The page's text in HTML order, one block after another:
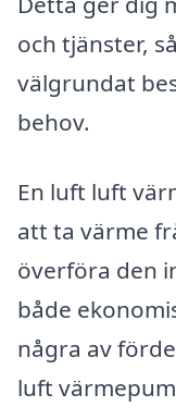
och tjänster,
välgrundat
behov.
En luft luft
att ta värme
överföra den
både
några av
luft